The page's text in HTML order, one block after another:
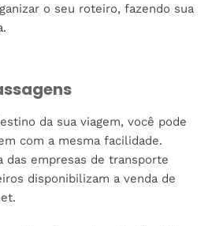
o seu roteiro, fazendo sua
da sua viagem, você pode
com a mesma facilidade.
das empresas de transporte
disponibilizam a venda de